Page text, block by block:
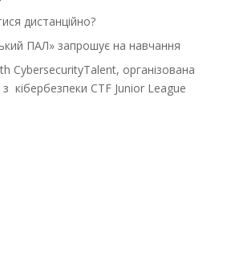
дистанційно?
ПАЛ» запрошує на навчання
CybersecurityTalent, організована
кібербезпеки CTF Junior League